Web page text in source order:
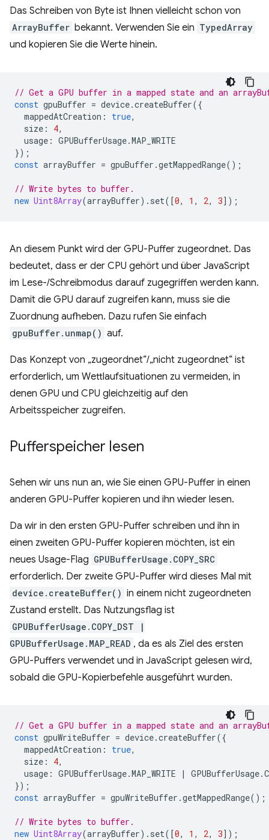
Das Schreiben von Byte ist Ihnen vielleicht schon von
ArrayBuffer bekannt. Verwenden Sie ein TypedArray
und kopieren Sie die Werte hinein.
// Get a GPU buffer in a mapped state and an
const gpuBuffer = device.createBuffer({
mappedAtCreation : true,
size : 4,
usage : GPUBufferUsage.MAP_WRITE
});
const arrayBuffer = gpuBuffer .getMappedRange();
// Write bytes to buffer.
new Uint8Array(arrayBuffer). set([0, 1 , 2, 3]);
An diesem Punkt wird der GPU-Puffer zugeordnet. Das
bedeutet, dass er der CPU gehört und über JavaScript
im Lese-/Schreibmodus darauf zugegriffen werden kann.
Damit die GPU darauf zugreifen kann, muss sie die
Zuordnung aufheben. Dazu rufen Sie einfach
gpuBuffer.unmap() auf.
Das Konzept von „zugeordnet“/„nicht zugeordnet“ ist
erforderlich, um Wettlaufsituationen zu vermeiden, in
denen GPU und CPU gleichzeitig auf den
Arbeitsspeicher zugreifen.
Pufferspeicher lesen
Sehen wir uns nun an, wie Sie einen GPU-Puffer in einen
anderen GPU-Puffer kopieren und ihn wieder lesen.
Da wir in den ersten GPU-Puffer schreiben und ihn in
einen zweiten GPU-Puffer kopieren möchten, ist ein
neues Usage-Flag GPUBufferUsage.COPY_SRC
erforderlich. Der zweite GPU-Puffer wird dieses Mal mit
device.createBuffer() in einem nicht zugeordneten
Zustand erstellt. Das Nutzungsflag ist
GPUBufferUsage.COPY_DST |
GPUBufferUsage.MAP_READ , da es als Ziel des ersten
GPU-Puffers verwendet und in JavaScript gelesen wird,
sobald die GPU-Kopierbefehle ausgeführt wurden.
// Get a GPU buffer in a mapped state and an
const gpuWriteBuffer = device.createBuffer({
mappedAtCreation : true,
size : 4,
usage : GPUBufferUsage.MAP_WRITE | GPUBufferUsage.
});
const arrayBuffer = gpuWriteBuffer .getMappedRange();
// Write bytes to buffer.
new Uint8Array(arrayBuffer). set([0, 1 , 2, 3]);